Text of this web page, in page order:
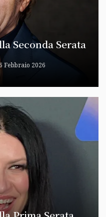
Seconda Serata
Febbraio 2026